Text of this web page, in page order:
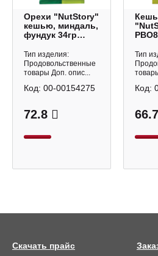
Орехи "NutStory"
кешью, миндаль,
фундук 34гр
Тип изделия:
Продовольственные
товары Доп. опис...
72.8
Код: 00-00154275
Тип
66.7
Код:
Скачать прайс